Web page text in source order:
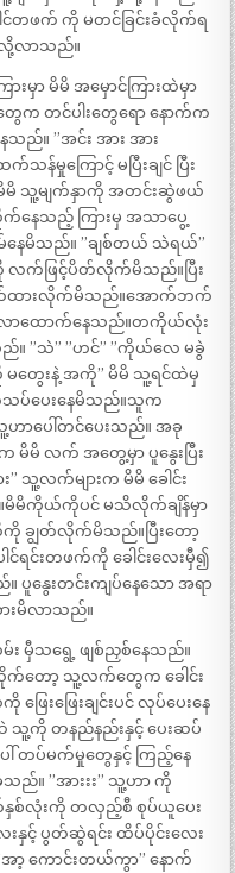
ါင်တဖက် ကို မတင်ခြင်းခံလိုက်ရ
လို့လာသည်။
မှာ မိမိ အမှောင်ကြားထဲမှာ
က တင်ပါးတွေရော နောက်က
ည်။ ”အင်း အား အား
န်မှုကြောင့် မပြီးချင် ပြီး
မိ သူ့မျက်နှာကို အတင်းဆွဲဖယ်
ေသည့် ကြားမှ အသာပွေ့
နေမိသည်။ ”ချစ်တယ် သဲရယ်”
ကို လက်ဖြင့်ပိတ်လိုက်မိသည်။ပြီး
က်ထားလိုက်မိသည်။အောက်ဘက်
လာထောက်နေသည်။တကိုယ်လုံး
။ ”သဲ” ”ဟင်” ”ကိုယ်လေ မခွဲ
မတွေးနဲ့ အကို” မိမိ သူ့ရင်ထဲမှ
တ်သပ်ပေးနေမိသည်။သူက
ေါ်တင်ပေးသည်။ အခု
မိမိ လက် အတွေ့မှာ ပူနွေးပြီး
သူ့လက်များက မိမိ ခေါင်း
မိကိုယ်ကိုပင် မသိလိုက်ချိန်မှာ
ကို ချွတ်လိုက်မိသည်။ပြီးတော့
ရင်းတဖက်ကို ခေါင်းလေးမှီ၍
နွေးတင်းကျပ်နေသော အရာ
းမိလာသည်။
မှီသရွေ့ ဖျစ်ညှစ်နေသည်။
းလိုက်တော့ သူ့လက်တွေက ခေါင်း
းဖြေးချင်းပင် လုပ်ပေးနေ
သူ့ကို တနည်နည်းနှင့် ပေးဆပ်
တပ်မက်မှုတွေနှင့် ကြည့်နေ
။ ”အားးး” သူ့ဟာ ကို
စ်လုံးကို တလှည့်စီ စုပ်ယူပေး
းနှင့် ပွတ်ဆွဲရင်း ထိပ်ပိုင်းလေး
ကောင်းတယ်ကွာ” နောက်